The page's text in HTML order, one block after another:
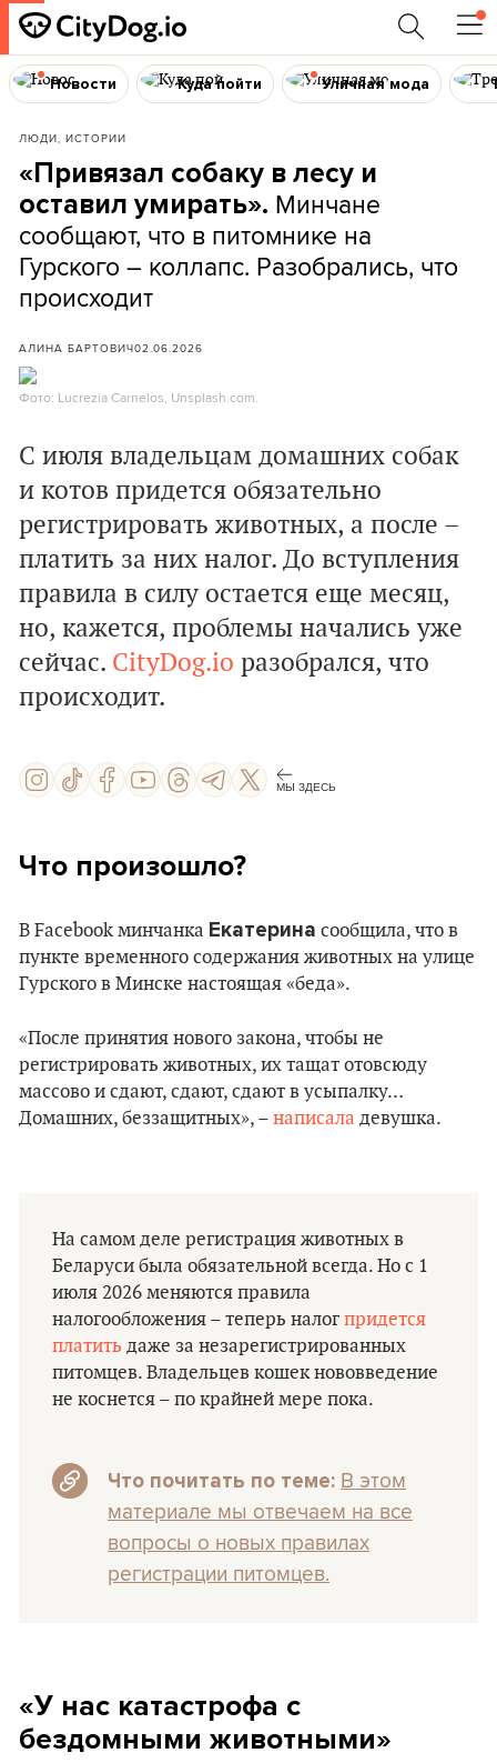
Новости Куда пойти Уличная мода
ЛЮДИ, ИСТОРИИ
«Привязал собаку в лесу и
оставил умирать». Минчане
сообщают, что в питомнике на
Гурского – коллапс. Разобрались, что
происходит
АЛИНА БАРТОВИЧ02.06.2026
Фото: Lucrezia Carnelos, Unsplash.com.
С июля владельцам домашних собак
и котов придется обязательно
регистрировать животных, а после –
платить за них налог. До вступления
правила в силу остается еще месяц,
но, кажется, проблемы начались уже
сейчас. CityDog.io разобрался, что
происходит.
МЫ ЗДЕСЬ
Что произошло?
В Facebook минчанка Екатерина сообщила, что в
пункте временного содержания животных на улице
Гурского в Минске настоящая «беда».
«После принятия нового закона, чтобы не
регистрировать животных, их тащат отовсюду
массово и сдают, сдают, сдают в усыпалку…
Домашних, беззащитных», – написала девушка.
На самом деле регистрация животных в
Беларуси была обязательной всегда. Но с 1
июля 2026 меняются правила
налогообложения – теперь налог придется
платить даже за незарегистрированных
питомцев. Владельцев кошек нововведение
не коснется – по крайней мере пока.
Что почитать по теме: В этом
материале мы отвечаем на все
вопросы о новых правилах
регистрации питомцев.
«У нас катастрофа с
бездомными животными»